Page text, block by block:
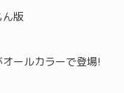
ん版
ールカラーで登場!